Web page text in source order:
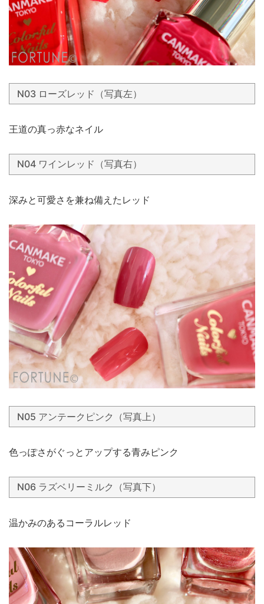
N03 ローズレッド（写真左）
王道の真っ赤なネイル
N04 ワインレッド（写真右）
深みと可愛さを兼ね備えたレッド
N05 アンテークピンク（写真上）
色っぽさがぐっとアップする青みピンク
N06 ラズベリーミルク（写真下）
温かみのあるコーラルレッド